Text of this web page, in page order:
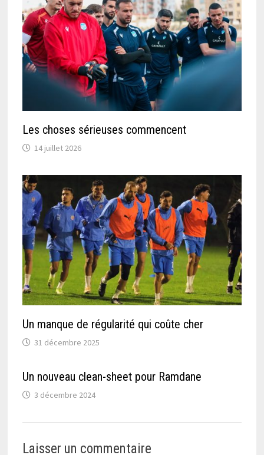
Les choses sérieuses commencent
14 juillet 2026
Un manque de régularité qui coûte cher
31 décembre 2025
Un nouveau clean-sheet pour Ramdane
3 décembre 2024
Laisser un commentaire